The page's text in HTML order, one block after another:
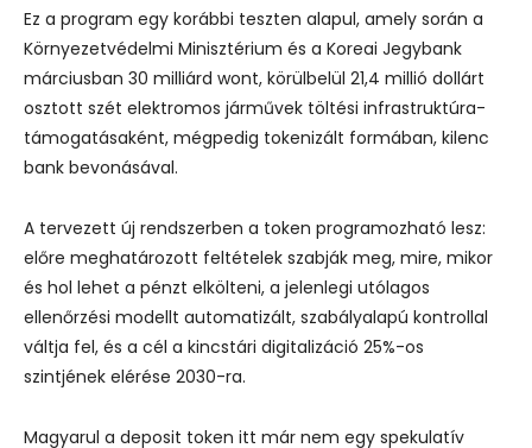
Ez a program egy korábbi teszten alapul, amely során a
Környezetvédelmi Minisztérium és a Koreai Jegybank
márciusban 30 milliárd wont, körülbelül 21,4 millió dollárt
osztott szét elektromos járművek töltési infrastruktúra-
támogatásaként, mégpedig tokenizált formában, kilenc
bank bevonásával.
A tervezett új rendszerben a token programozható lesz:
előre meghatározott feltételek szabják meg, mire, mikor
és hol lehet a pénzt elkölteni, a jelenlegi utólagos
ellenőrzési modellt automatizált, szabályalapú kontrollal
váltja fel, és a cél a kincstári digitalizáció 25%-os
szintjének elérése 2030-ra.
Magyarul a deposit token itt már nem egy spekulatív